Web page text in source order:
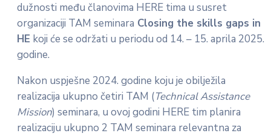
dužnosti među članovima HERE tima u susret
organizaciji TAM seminara Closing the skills gaps in
HE koji će se održati u periodu od 14. – 15. aprila 2025.
godine.
Nakon uspješne 2024. godine koju je obilježila
realizacija ukupno četiri TAM (Technical Assistance
Mission) seminara, u ovoj godini HERE tim planira
realizaciju ukupno 2 TAM seminara relevantna za